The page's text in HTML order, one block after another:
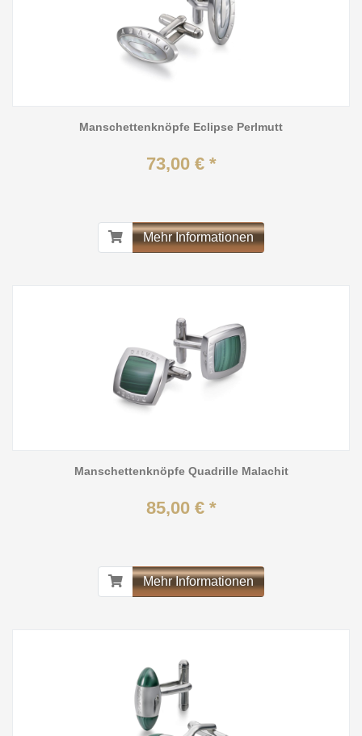
Manschettenknöpfe Eclipse Perlmutt
73,00 € *
Mehr Informationen
Manschettenknöpfe Quadrille Malachit
85,00 € *
Mehr Informationen